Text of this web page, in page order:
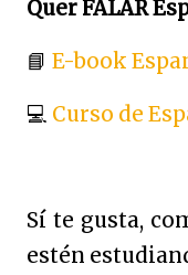
Quer FALAR
📘 E-book
💻 Curso de
Sí te gusta,
estén